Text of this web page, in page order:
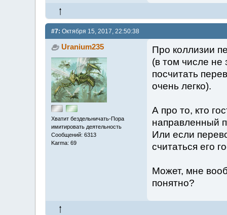
#7: Октября 15, 2017, 22:50:38
Uranium235
Хватит бездельничать-Пора
имитировать деятельность
Сообщений: 6313
Karma: 69
Про коллизии
(в том числе не
посчитать
очень легко).
А про то, кто
направленный
Или если
считаться его
Может, мне
понятно?